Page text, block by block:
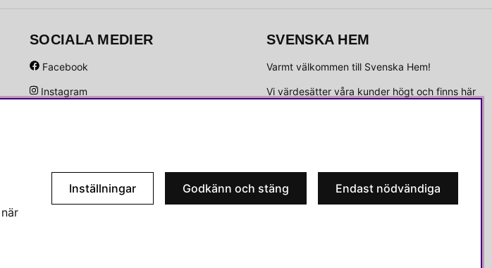
SOCIALA MEDIER
Facebook
Instagram
SVENSKA HEM
Varmt välkommen till Svenska Hem!
Vi värdesätter våra kunder högt och finns här
Våra butiker
Inställningar Godkänn och stäng Endast nödvändiga